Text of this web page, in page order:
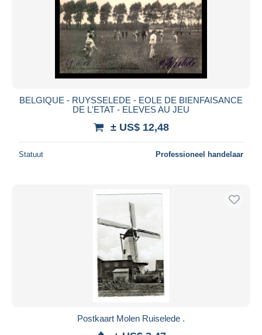
BELGIQUE - RUYSSELEDE - EOLE DE BIENFAISANCE
DE L'ETAT - ELEVES AU JEU
± US$ 12,48
Statuut Professioneel handelaar
Postkaart Molen Ruiselede .